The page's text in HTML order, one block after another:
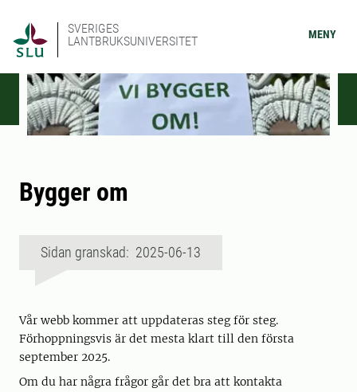
SVERIGES
LANTBRUKSUNIVERSITET
MENY
Bygger om
Sidan granskad: 2025-06-13
Vår webb kommer att uppdateras steg för steg.
Förhoppningsvis är det mesta klart till den första
september 2025.
Om du har några frågor går det bra att kontakta